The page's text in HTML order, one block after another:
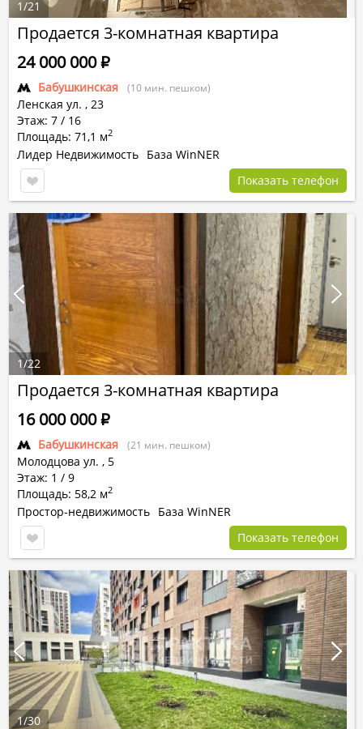
Продается 3-комнатная квартира
Бабушкинская (10 мин. пешком)
Ленская ул. , 23
Этаж: 7 / 16
Площадь: 71,1 м2
24 000 000Р
Лидер Недвижимость База WinNER
Показать телефон
1/21
Продается 3-комнатная квартира
Бабушкинская (21 мин. пешком)
Молодцова ул. , 5
Этаж: 1 / 9
Площадь: 58,2 м2
16 000 000Р
Простор-недвижимость База WinNER
Показать телефон
1/22
1/30